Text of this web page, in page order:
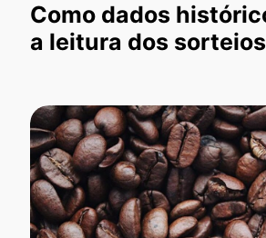
Como dados
a leitura dos sorteios